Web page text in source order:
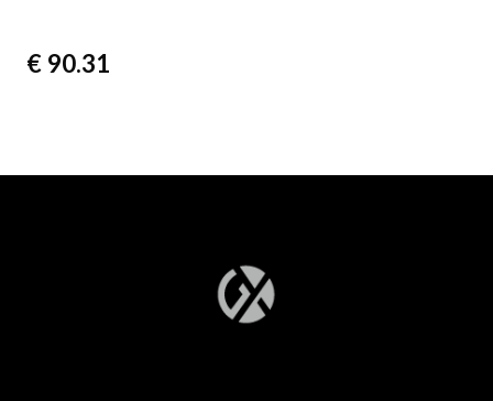
€ 90.31